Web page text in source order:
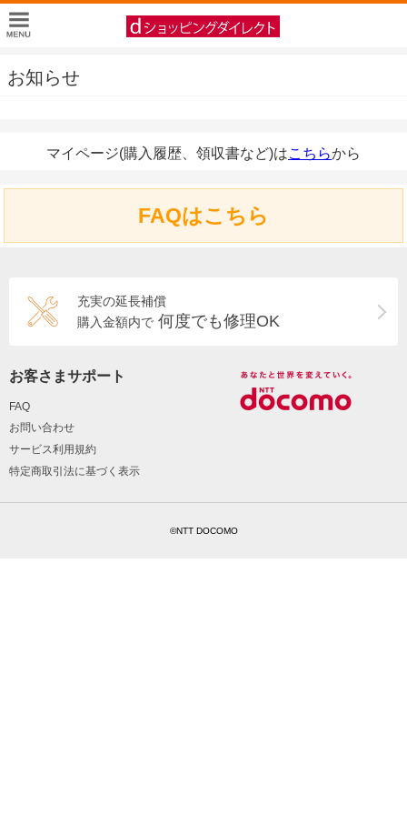
お知らせ
マイページ(購入履歴、領収書など)はこちらから
FAQはこちら
充実の延長補償
購入金額内で 何度でも修理OK
お客さまサポート
FAQ
お問い合わせ
サービス利用規約
特定商取引法に基づく表示
©NTT DOCOMO